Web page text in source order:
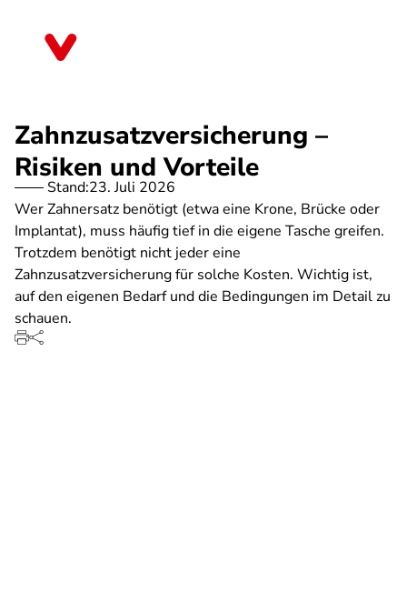
Zahnzusatzversicherung –
Risiken und Vorteile
Stand:23. Juli 2026
Wer Zahnersatz benötigt (etwa eine Krone, Brücke oder
Implantat), muss häufig tief in die eigene Tasche greifen.
Trotzdem benötigt nicht jeder eine
Zahnzusatzversicherung für solche Kosten. Wichtig ist,
auf den eigenen Bedarf und die Bedingungen im Detail zu
schauen.